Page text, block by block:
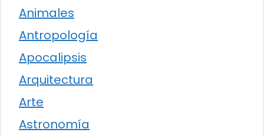
Animales
Antropología
Apocalipsis
Arquitectura
Arte
Astronomía